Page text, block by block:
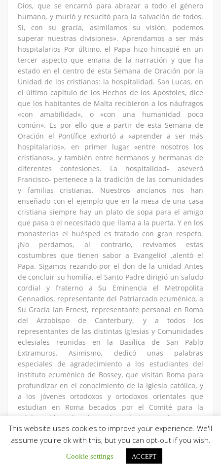
Dios, que se encarnó para abrazar a todo el género
humano, y murió y resucitó para la salvación de todos.
Si, con su gracia, asimilamos su visión, podemos
superar nuestras divisiones». Aprendamos a ser más
hospitalarios Por último, el Papa hizo hincapié en un
tercer aspecto que emana de la narración y que ha
estado en el centro de esta Semana de Oración por la
Unidad de los cristianos: la hospitalidad. San Lucas, en
el último capítulo de los Hechos de los Apóstoles, dice
que los habitantes de Malta recibieron a los náufragos
«con amabilidad», o «con una humanidad poco
común». Es por ello que a partir de esta Semana de
Oración el Pontífice exhortó a «aprender a ser más
hospitalarios», en primer lugar «entre nosotros los
cristianos», y también entre hermanos y hermanas de
diferentes confesiones. La hospitalidad- aseveró
Francisco- pertenece a la tradición de las comunidades
y familias cristianas. Nuestros ancianos nos han
enseñado con el ejemplo que en la mesa de una casa
cristiana siempre hay un plato de sopa para el amigo
que pasa o el necesitado que llama a la puerta. Y en los
monasterios el huésped es tratado con gran respeto.
¡No perdamos, al contrario, revivamos estas
costumbres que tienen sabor a Evangelio! ,alentó el
Papa. Sigamos rezando por el don de la unidad Antes
de concluir su homilía, el Santo Padre dirigió un saludo
cordial y fraterno a Su Eminencia el Metropolita
Gennadios, representante del Patriarcado ecuménico, a
Su Gracia Ian Ernest, representante personal en Roma
del Arzobispo de Canterbury, y a todos los
representantes de las distintas Iglesias y Comunidades
eclesiales reunidas en la Basílica de San Pablo
Extramuros. Asimismo, dedicó unas palabras
especiales de agradecimiento a los estudiantes del
Instituto ecuménico de Bossey, que visitan Roma para
profundizar en el conocimiento de la Iglesia católica, y
a los jóvenes ortodoxos y ortodoxos orientales que
estudian en Roma becados por el Comité para la
colaboración cultural con las Iglesias ortodoxas, que
trabaja en el Pontificio Consejo para la promoción de la
unidad de los cristianos. «Juntos, sin cansarnos nunca,
sigamos rezando para invocar a Dios el don de la plena
unidad entre nosotros», puntualizó Francisco. Prensa
This website uses cookies to improve your experience. We'll
assume you're ok with this, but you can opt-out if you wish.
Cookie settings ACCEPT